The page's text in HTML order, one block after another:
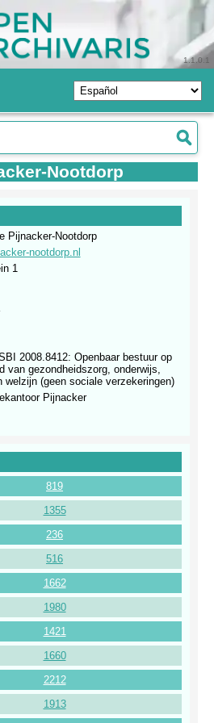
1.1.0.1
Nootdorp
819
1355
236
516
1662
1980
1421
1660
2212
1913
Pijnacker-Nootdorp
nootdorp.nl
1
2008.8412: Openbaar bestuur op
van gezondheidszorg, onderwijs,
welzijn (geen sociale verzekeringen)
Pijnacker